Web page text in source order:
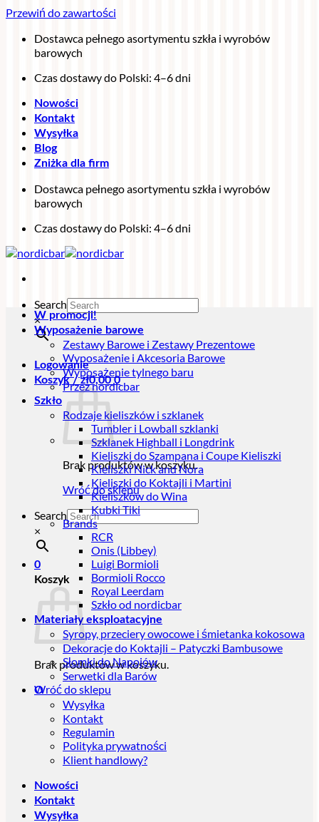
Przewiń do zawartości
Dostawca pełnego asortymentu szkła i wyrobów
barowych
Czas dostawy do Polski: 4–6 dni
Nowości
Kontakt
Wysyłka
Blog
Zniżka dla firm
Dostawca pełnego asortymentu szkła i wyrobów
barowych
Czas dostawy do Polski: 4–6 dni
Search
×
Logowanie
Koszyk /zł0,00 0
Brak produktów w koszyku.
Wróć do sklepu
Search
×
0
Koszyk
Brak produktów w koszyku.
Wróć do sklepu
W promocji!
Wyposażenie barowe
Zestawy Barowe i Zestawy Prezentowe
Wyposażenie i Akcesoria Barowe
Wyposażenie tylnego baru
Przez nordicbar
Szkło
Rodzaje kieliszków i szklanek
Tumbler i Lowball szklanki
Szklanek Highball i Longdrink
Kieliszki do Szampana i Coupe Kieliszki
Kieliszki Nick and Nora
Kieliszki do Koktajli i Martini
Kieliszków do Wina
Kubki Tiki
Brands
RCR
Onis (Libbey)
Luigi Bormioli
Bormioli Rocco
Royal Leerdam
Szkło od nordicbar
Materiały eksploatacyjne
Syropy, przeciery owocowe i śmietanka kokosowa
Dekoracje do Koktajli – Patyczki Bambusowe
Słomki do Napojów
Serwetki dla Barów
O
Wysyłka
Kontakt
Regulamin
Polityka prywatności
Klient handlowy?
Nowości
Kontakt
Wysyłka